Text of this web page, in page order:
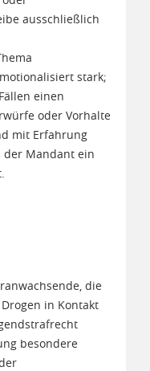
ausschließlich
stark;
einen
oder Vorhalte
mit Erfahrung
der Mandant ein
die
in Kontakt
besondere